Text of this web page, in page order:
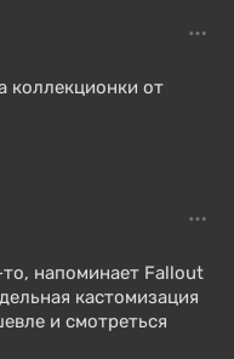
коллекционки от
напоминает Fallout
кастомизация
и смотреться